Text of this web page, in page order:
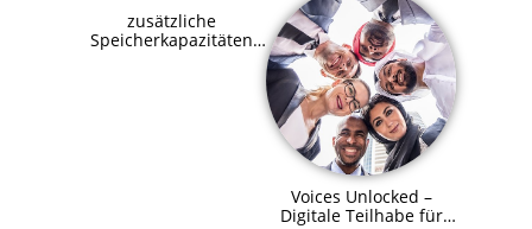
zusätzliche
Speicherkapazitäten
Voices Unlocked –
Digitale Teilhabe für